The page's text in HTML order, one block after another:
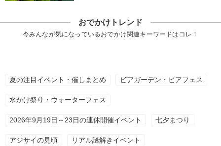
おでかけトレンド
今みんなが気になっているおでかけ関連キーワードはコレ！
夏の注目イベント・催しまとめ ビアガーデン・ビアフェス
水かけ祭り・ウォーターフェス
2026年9月19日～23日の連休開催イベント 七夕まつり
アジサイの見頃 リアル謎解きイベント